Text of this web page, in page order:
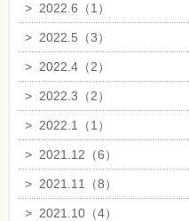
> 2022.6（1）
> 2022.5（3）
> 2022.4（2）
> 2022.3（2）
> 2022.1（1）
> 2021.12（6）
> 2021.11（8）
> 2021.10（4）